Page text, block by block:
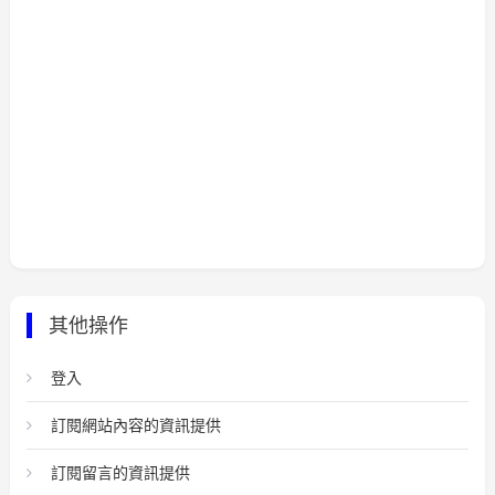
其他操作
登入
訂閱網站內容的資訊提供
訂閱留言的資訊提供